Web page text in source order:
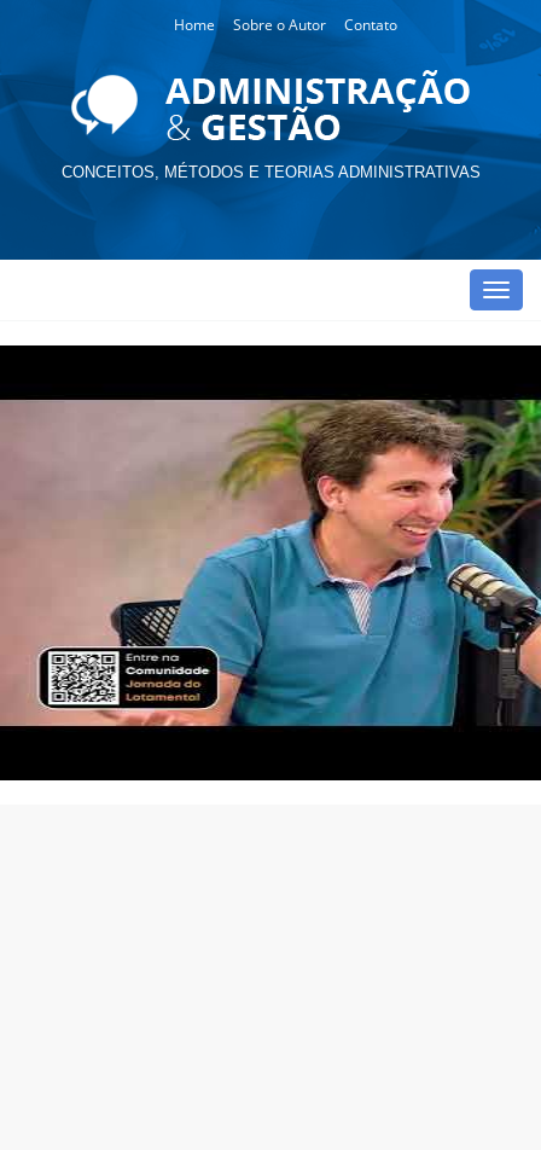
Home Sobre o Autor Contato
CONCEITOS, MÉTODOS E TEORIAS ADMINISTRATIVAS